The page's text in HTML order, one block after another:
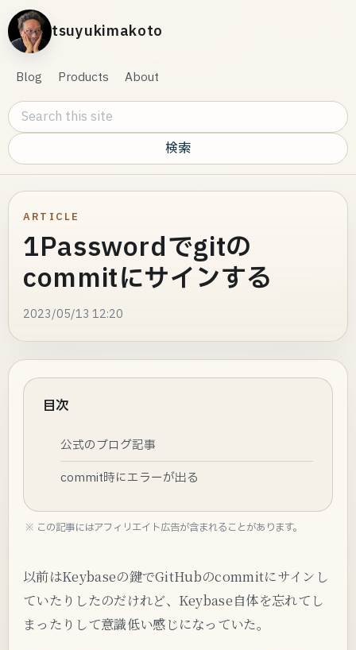
tsuyukimakoto
Blog Products About
Search this site
ARTICLE
1Passwordでgitの
commitにサインする
2023/05/13 12:20
目次
公式のブログ記事
commit時にエラーが出る
※ この記事にはアフィリエイト広告が含まれることがあります。
以前はKeybaseの鍵でGitHubのcommitにサインし
ていたりしたのだけれど、Keybase自体を忘れてし
まったりして意識低い感じになっていた。